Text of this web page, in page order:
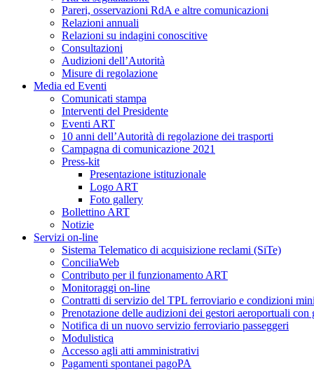
Pareri, osservazioni RdA e altre comunicazioni
Relazioni annuali
Relazioni su indagini conoscitive
Consultazioni
Audizioni dell’Autorità
Misure di regolazione
Media ed Eventi
Comunicati stampa
Interventi del Presidente
Eventi ART
10 anni dell’Autorità di regolazione dei trasporti
Campagna di comunicazione 2021
Press-kit
Presentazione istituzionale
Logo ART
Foto gallery
Bollettino ART
Notizie
Servizi on-line
Sistema Telematico di acquisizione reclami (SiTe)
ConciliaWeb
Contributo per il funzionamento ART
Monitoraggi on-line
Contratti di servizio del TPL ferroviario e condizioni
Prenotazione delle audizioni dei gestori aeroportuali con
Notifica di un nuovo servizio ferroviario passeggeri
Modulistica
Accesso agli atti amministrativi
Pagamenti spontanei pagoPA